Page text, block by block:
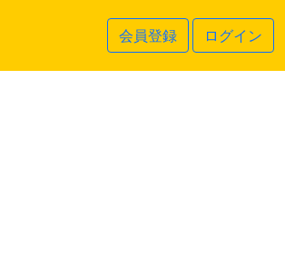
会員登録 ログイン